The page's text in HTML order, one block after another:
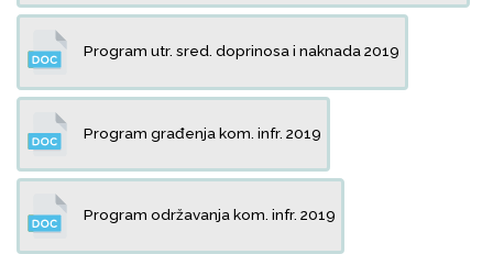
Program utr. sred. doprinosa i naknada 2019
Program građenja kom. infr. 2019
Program održavanja kom. infr. 2019